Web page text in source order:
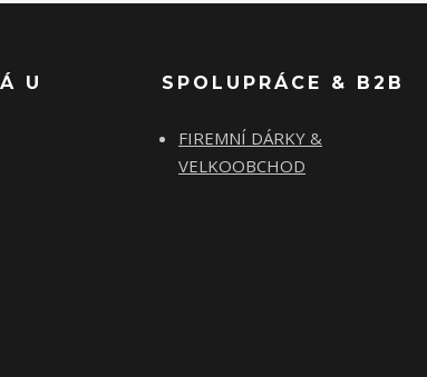
U
SPOLUPRÁCE & B2B
FIREMNÍ DÁRKY &
VELKOOBCHOD